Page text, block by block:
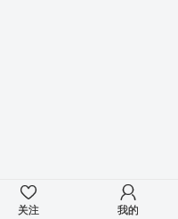
关注 我的